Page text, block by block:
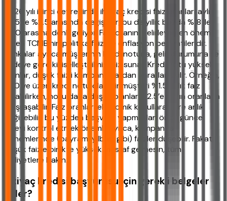
2026 yılı ikinci çeyreğinde ihtiyaç kredisi faiz oranları aylık
%1.5 ile %2.5 arasında değişiyor, bu da yıllık bazda %18 ile
%30 arasına denk geliyor. Faiz oranını belirleyen en önemli
etken TCMB’nin politika faizi ve enflasyon beklentileridir.
Bankalar ayrıca müşterinin kredi notuna, gelir durumuna ve
vadeye göre kişiselleştirilmiş faiz sunar. Kredi notu yüksek
olanlar, düşük faizli kampanyalardan yararlanabilir. Örneğin,
750 ve üzeri kredi notu olan bir müşteri %1.5 aylık faiz
bulabilirken, notu daha düşük olanlar %2.5’e yakın oranlarla
karşılaşabilir. Faiz oranları ekonomik koşullara göre anlık
değişebilir, bu yüzden başvuru yapmadan önce güncel
listeyi kontrol etmek önemli. Ayrıca, kampanya
dönemlerinde (bayram, yılbaşı gibi) faizler düşebilir. Fakat
düşük faizle birlikte yüksek masraf gelmesin, tüm
maliyetlere bakın.
İhtiyaç kredisi başvurusu için gerekli belgeler
neler?